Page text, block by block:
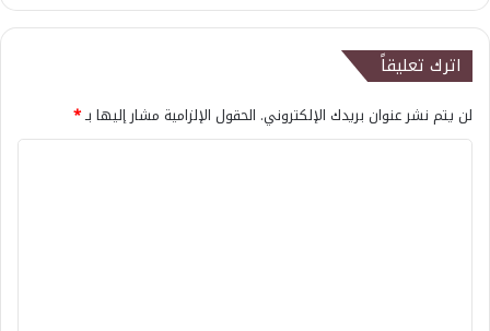
اترك تعليقاً
لن يتم نشر عنوان بريدك الإلكتروني. الحقول الإلزامية مشار إليها بـ*